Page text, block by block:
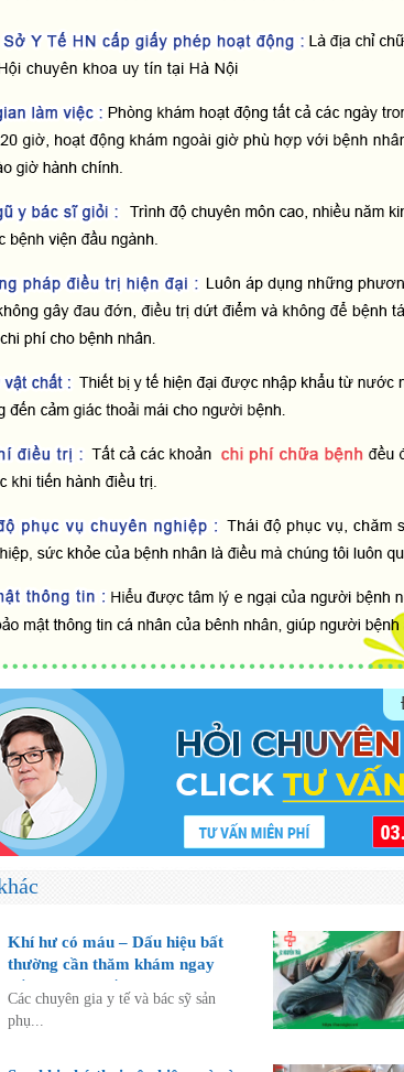
Khí hư có máu – Dấu hiệu bất
thường cần thăm khám ngay
nếu không muốn rước họa vào
thân
Các chuyên gia y tế và bác sỹ sản
phụ...